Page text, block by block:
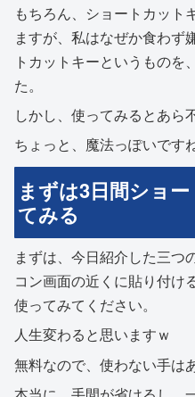
もちろん、ショートカット
ますが、私はなぜか食わず
トカットキーというものを
た。
しかし、使ってみるとあら
ちょっと、魔法っぽいです
まずは3日間ショ
てみる
まずは、今日紹介した三つ
コン画面の近くに貼り付け
使ってみてください。
人生変わると思いますｗ
無料なので、使わない手は